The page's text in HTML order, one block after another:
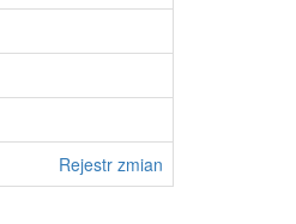
Rejestr zmian